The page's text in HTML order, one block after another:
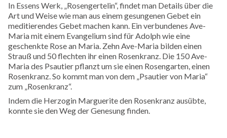
In Essens Werk, „Rosengertelin“, findet man Details über die
Art und Weise wie man aus einem gesungenen Gebet ein
meditierendes Gebet machen kann. Ein verbundenes Ave-
Maria mit einem Evangelium sind für Adolph wie eine
geschenkte Rose an Maria. Zehn Ave-Maria bilden einen
Strauß und 50 flechten ihr einen Rosenkranz. Die 150 Ave-
Maria des Psautier pflanzt um sie einen Rosengarten, einen
Rosenkranz. So kommt man von dem „Psautier von Maria“
zum „Rosenkranz“.
Indem die Herzogin Marguerite den Rosenkranz ausübte,
konnte sie den Weg der Genesung finden.